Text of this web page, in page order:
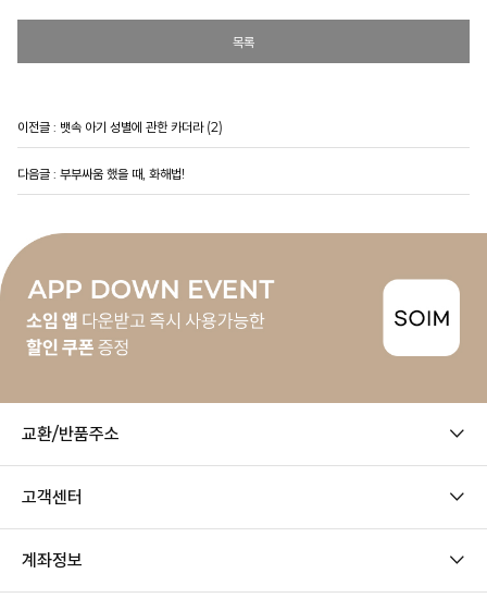
목록
이전글 : 뱃속 아기 성별에 관한 카더라 (2)
다음글 : 부부싸움 했을 때, 화해법!
교환/반품주소
고객센터
계좌정보